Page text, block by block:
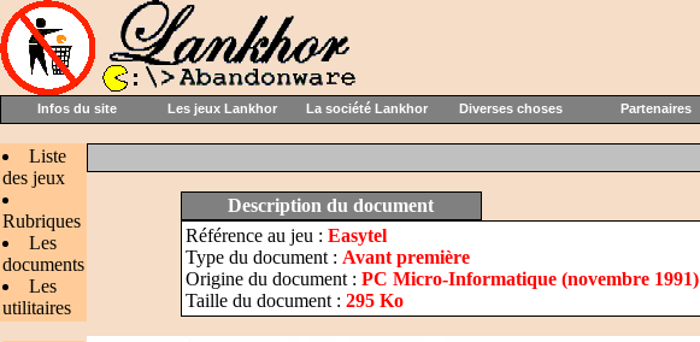
Infos du site Les jeux Lankhor La société Lankhor Diverses choses Partenaires
Liste
des jeux
Rubriques
Les
documents
Les
utilitaires
Description du document
Référence au jeu : Easytel
Type du document : Avant première
Origine du document : PC Micro-Informatique (novembre 1991)
Taille du document : 295 Ko